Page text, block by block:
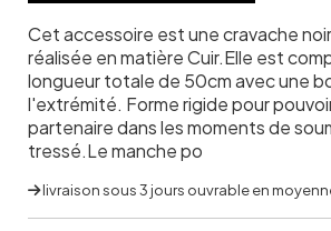
Cet accessoire est une cravache
réalisée en matière Cuir.Elle est
longueur totale de 50cm avec une
l'extrémité. Forme rigide pour
partenaire dans les moments de
tressé.Le manche po
livraison sous 3 jours ouvrable en